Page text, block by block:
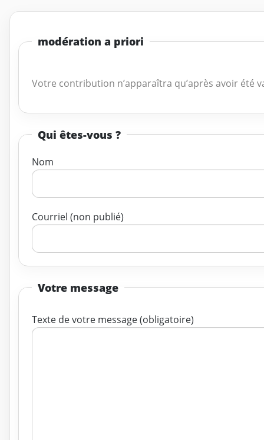
modération a priori
Votre contribution n’apparaîtra qu’après avoir été
Qui êtes-vous ?
Nom
Courriel (non publié)
Votre message
Texte de votre message (obligatoire)